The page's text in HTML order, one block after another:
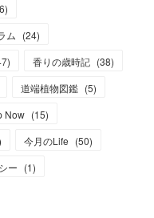
)
ム (24)
) 香りの歳時記 (38)
道端植物図鑑 (5)
Now (15)
今月のLife (50)
ー (1)